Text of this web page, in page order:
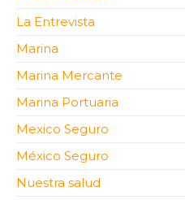
La Entrevista
Marina
Marina Mercante
Marina Portuaria
Mexico Seguro
México Seguro
Nuestra salud